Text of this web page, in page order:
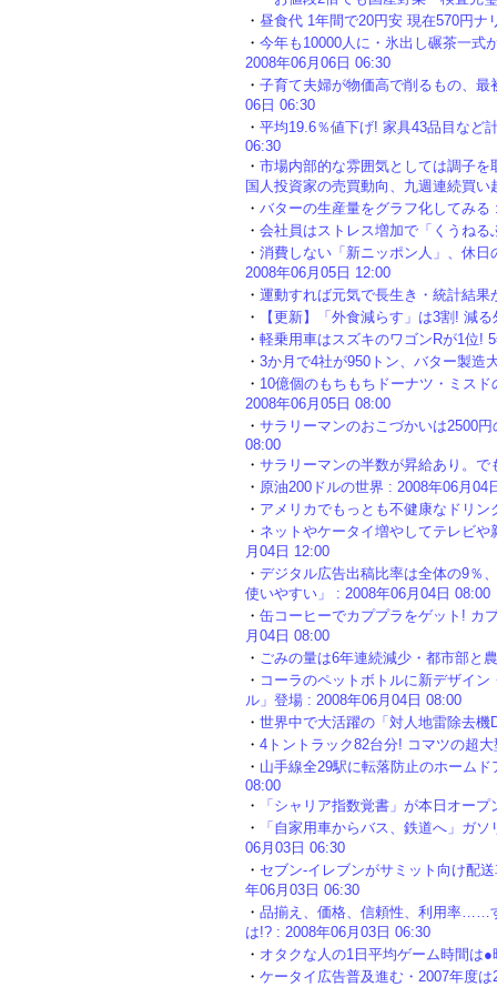
・ 昼食代 1年間で20円安 現在570円ナ
・ 今年も10000人に・氷出し碾茶一式
2008年06月06日 06:30
・ 子育て夫婦が物価高で削るもの、
06日 06:30
・ 平均19.6％値下げ! 家具43品目など
06:30
・ 市場内部的な雰囲気としては調子
国人投資家の売買動向、九週連続買
・ バターの生産量をグラフ化してみる
・ 会社員はストレス増加で「くうね
・ 消費しない「新ニッポン人」、休
2008年06月05日 12:00
・ 運動すれば元気で長生き・統計結
・
【更新】「外食減らす」は3割! 減
・ 軽乗用車はスズキのワゴンRが1位!
・ 3か月で4社が950トン、バター製造
・ 10億個のもちもちドーナツ・ミス
2008年06月05日 08:00
・ サラリーマンのおこづかいは2500
08:00
・ サラリーマンの半数が昇給あり。
・ 原油200ドルの世界 : 2008年06月04
・ アメリカでもっとも不健康なドリン
・ ネットやケータイ増やしてテレビ
月04日 12:00
・ デジタル広告出稿比率は全体の9％
使いやすい」 : 2008年06月04日 08:00
・ 缶コーヒーでカププラをゲット! カ
月04日 08:00
・ ごみの量は6年連続減少・都市部と
・ コーラのペットボトルに新デザイ
ル」登場 : 2008年06月04日 08:00
・ 世界中で大活躍の「対人地雷除去
・ 4トントラック82台分! コマツの超
・ 山手線全29駅に転落防止のホーム
08:00
・
「シャリア指数覚書」が本日オー
・
「自家用車からバス、鉄道へ」ガ
06月03日 06:30
・ セブン-イレブンがサミット向け配
年06月03日 06:30
・ 品揃え、価格、信頼性、利用率……
は!? : 2008年06月03日 06:30
・ オタクな人の1日平均ゲーム時間は
・ ケータイ広告普及進む・2007年度